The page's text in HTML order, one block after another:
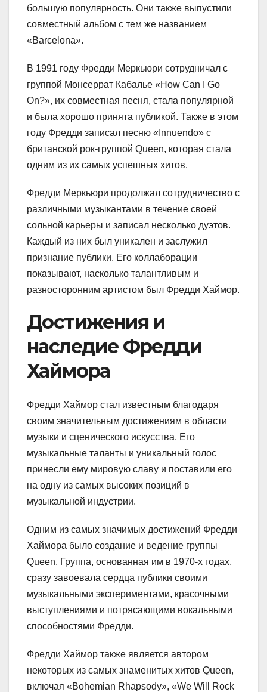
большую популярность. Они также выпустили
совместный альбом с тем же названием
«Barcelona».
В 1991 году Фредди Меркьюри сотрудничал с
группой Монсеррат Кабалье «How Can I Go
On?», их совместная песня, стала популярной
и была хорошо принята публикой. Также в этом
году Фредди записал песню «Innuendo» с
британской рок-группой Queen, которая стала
одним из их самых успешных хитов.
Фредди Меркьюри продолжал сотрудничество с
различными музыкантами в течение своей
сольной карьеры и записал несколько дуэтов.
Каждый из них был уникален и заслужил
признание публики. Его коллаборации
показывают, насколько талантливым и
разносторонним артистом был Фредди Хаймор.
Достижения и
наследие Фредди
Хаймора
Фредди Хаймор стал известным благодаря
своим значительным достижениям в области
музыки и сценического искусства. Его
музыкальные таланты и уникальный голос
принесли ему мировую славу и поставили его
на одну из самых высоких позиций в
музыкальной индустрии.
Одним из самых значимых достижений Фредди
Хаймора было создание и ведение группы
Queen. Группа, основанная им в 1970-х годах,
сразу завоевала сердца публики своими
музыкальными экспериментами, красочными
выступлениями и потрясающими вокальными
способностями Фредди.
Фредди Хаймор также является автором
некоторых из самых знаменитых хитов Queen,
включая «Bohemian Rhapsody», «We Will Rock